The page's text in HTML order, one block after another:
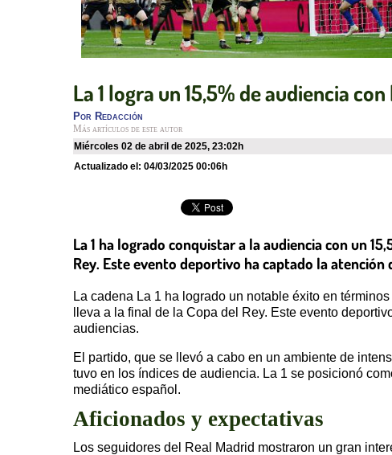
La 1 logra un 15,5% de audiencia
Por Redacción
Más artículos de este autor
miércoles 02 de abril de 2025, 23:02h
Actualizado el: 04/03/2025 00:06h
La 1 ha logrado conquistar a la audiencia con un
Rey. Este evento deportivo ha captado la
La cadena La 1 ha logrado un notable éxito en
lleva a la final de la Copa del Rey. Este evento
audiencias.
El partido, que se llevó a cabo en un ambiente de
tuvo en los índices de audiencia. La 1 se posicionó
mediático español.
Aficionados y expectativas
Los seguidores del Real Madrid mostraron un gran